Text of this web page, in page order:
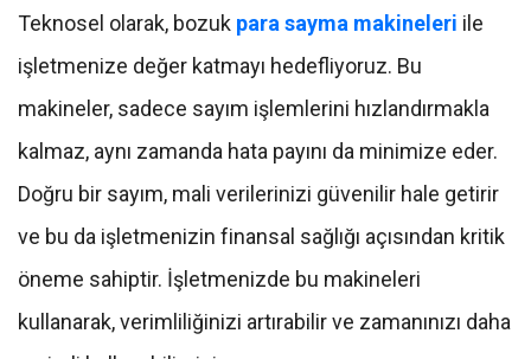
Teknosel olarak, bozuk para sayma makineleri ile
işletmenize değer katmayı hedefliyoruz. Bu
makineler, sadece sayım işlemlerini hızlandırmakla
kalmaz, aynı zamanda hata payını da minimize eder.
Doğru bir sayım, mali verilerinizi güvenilir hale getirir
ve bu da işletmenizin finansal sağlığı açısından kritik
öneme sahiptir. İşletmenizde bu makineleri
kullanarak, verimliliğinizi artırabilir ve zamanınızı daha